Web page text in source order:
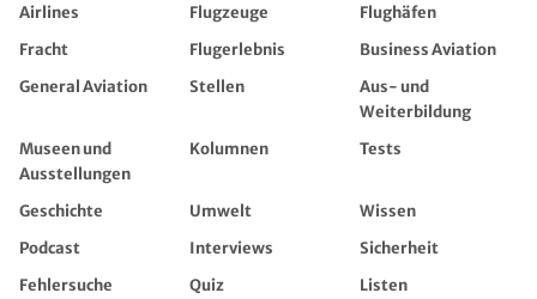
Airlines Flugzeuge
Flughäfen
Fracht
Flugerlebnis
Business Aviation
General Aviation
Stellen
Aus- und
Weiterbildung
Museen und
Ausstellungen
Kolumnen Tests
Geschichte Umwelt
Wissen
Podcast
Interviews
Sicherheit
Fehlersuche
Quiz
Listen